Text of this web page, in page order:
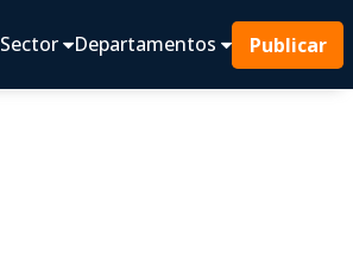
Sector Departamentos Publicar